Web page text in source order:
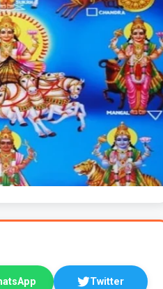
Twitter